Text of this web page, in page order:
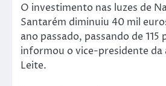
O investimento nas luzes de
Santarém diminuiu 40 mil
ano passado, passando de 115
informou o vice-presidente da
Leite.